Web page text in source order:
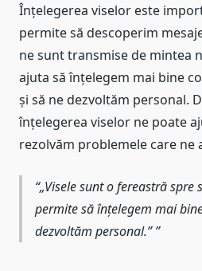
Înțelegerea viselor este
permite să descoperim
ne sunt transmise de mintea
ajuta să înțelegem mai bine
și să ne dezvoltăm personal.
înțelegerea viselor ne poate
rezolvăm problemele care ne
„Visele sunt o fereastră spre
permite să înțelegem mai
dezvoltăm personal.”